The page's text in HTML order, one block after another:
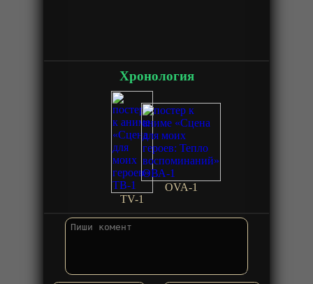
Хронология
TV-1
OVA-1